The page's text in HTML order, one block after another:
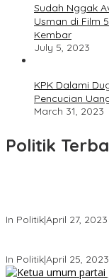
Sudah Nggak
Usman di Film
Kembar
July 5, 2023
KPK Dalami
Pencucian
March 31, 2023
Politik
In Politik|April 27, 2023
In Politik|April 25, 2023